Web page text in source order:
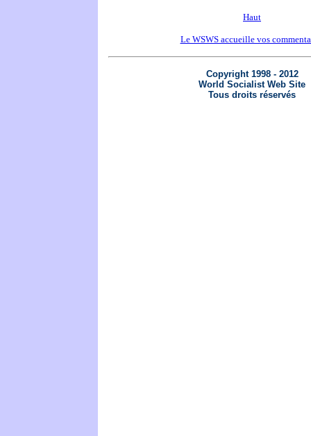
Haut
Le WSWS accueille vos
Copyright 1998 - 2012
World Socialist Web Site
Tous droits réservés